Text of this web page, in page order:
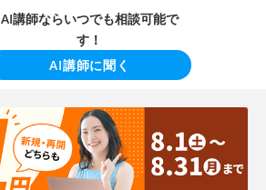
AI講師ならいつでも相談可能で
す！
AI講師に聞く